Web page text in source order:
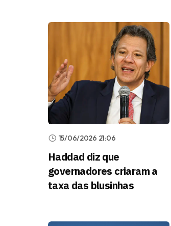
15/06/2026 21:06
Haddad diz que
governadores criaram a
taxa das blusinhas